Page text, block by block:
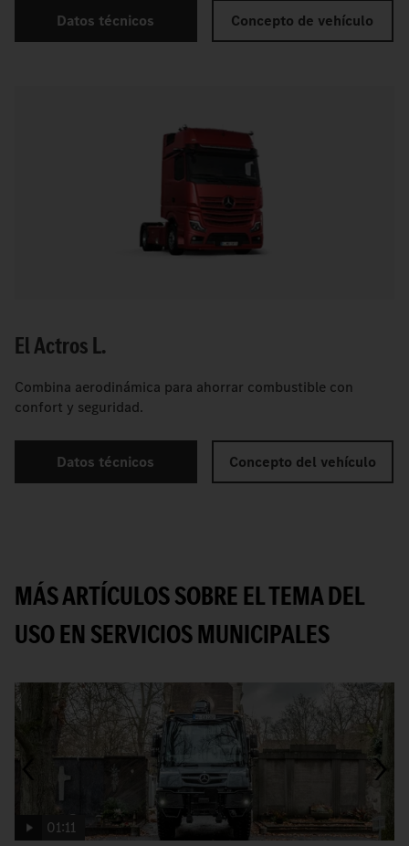
Datos técnicos Concepto de vehículo
El Actros L.
Combina aerodinámica para ahorrar combustible con
confort y seguridad.
Datos técnicos Concepto del vehículo
MÁS ARTÍCULOS SOBRE EL TEMA DEL
USO EN SERVICIOS MUNICIPALES
01:11